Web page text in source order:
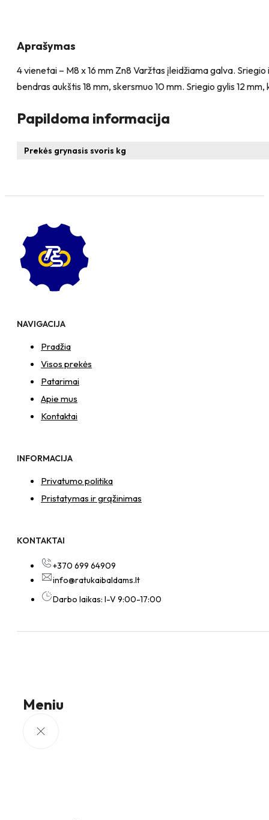
+
4
vienetai
–
NT
x
16
T-
Aprašymas
4 vienetai – M8 x 16 mm Zn8 Varžtas įleidžiama galva.
bendras aukštis 18 mm, skersmuo 10 mm. Sriegio gylis 12
Papildoma informacija
Prekės grynasis svoris kg
NAVIGACIJA
Pradžia
Visos prekės
Patarimai
Apie mus
Kontaktai
INFORMACIJA
Privatumo politika
Pristatymas ir grąžinimas
KONTAKTAI
+370 699 64909
info@ratukaibaldams.lt
Darbo laikas: I-V 9:00-17:00
Meniu